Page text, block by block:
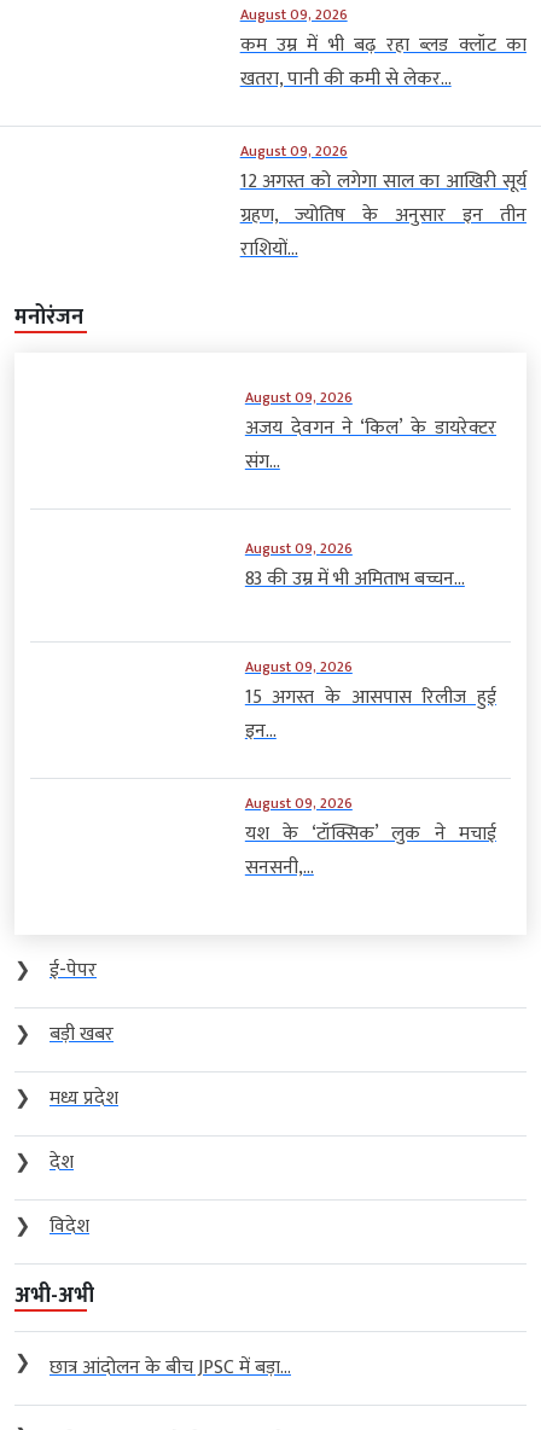
August 09, 2026
कम उम्र में भी बढ़ रहा ब्लड क्लॉट का
खतरा, पानी की कमी से लेकर...
August 09, 2026
12 अगस्त को लगेगा साल का आखिरी सूर्य
ग्रहण, ज्योतिष के अनुसार इन तीन
राशियों...
मनोरंजन
August 09, 2026
अजय देवगन ने ‘किल’ के डायरेक्टर
संग...
August 09, 2026
83 की उम्र में भी अमिताभ बच्चन...
August 09, 2026
15 अगस्त के आसपास रिलीज हुई
इन...
August 09, 2026
यश के ‘टॉक्सिक’ लुक ने मचाई
सनसनी,...
❯
ई-पेपर
❯
बड़ी खबर
❯
मध्य प्रदेश
❯
देश
❯
विदेश
अभी-अभी
❯ छात्र आंदोलन के बीच JPSC में बड़ा...